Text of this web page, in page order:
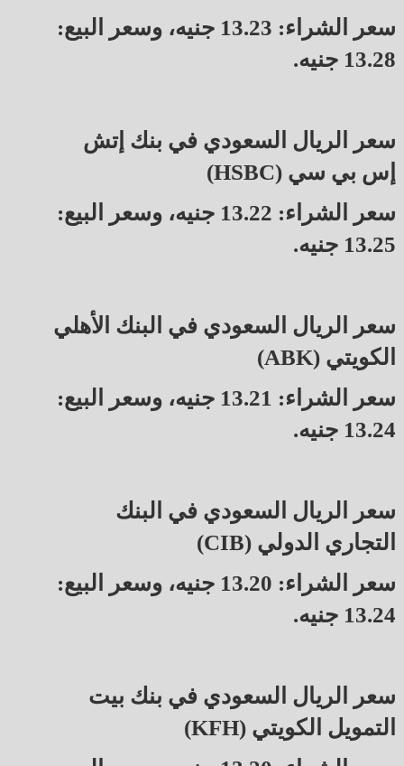
سعر الشراء: 13.23 جنيه، وسعر البيع:
13.28 جنيه.
سعر الريال السعودي في بنك إتش
إس بي سي (HSBC)
سعر الشراء: 13.22 جنيه، وسعر البيع:
13.25 جنيه.
سعر الريال السعودي في البنك الأهلي
الكويتي (ABK)
سعر الشراء: 13.21 جنيه، وسعر البيع:
13.24 جنيه.
سعر الريال السعودي في البنك
التجاري الدولي (CIB)
سعر الشراء: 13.20 جنيه، وسعر البيع:
13.24 جنيه.
سعر الريال السعودي في بنك بيت
التمويل الكويتي (KFH)